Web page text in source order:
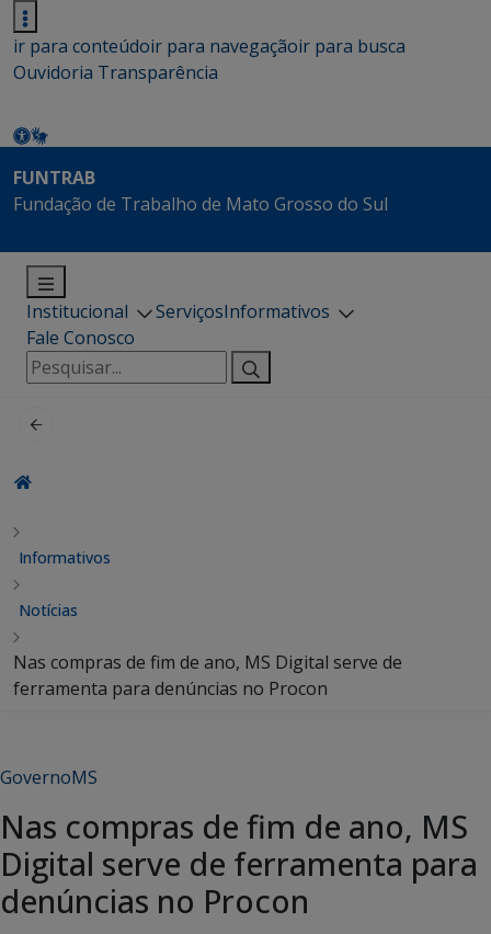
ir para conteúdoir para navegaçãoir para busca
Ouvidoria Transparência
FUNTRAB
Fundação de Trabalho de Mato Grosso do Sul
Institucional ServiçosInformativos
Fale Conosco
Pesquisar
por:
Informativos
Notícias
Nas compras de fim de ano, MS Digital serve de
ferramenta para denúncias no Procon
GovernoMS
Nas compras de fim de ano, MS
Digital serve de ferramenta para
denúncias no Procon